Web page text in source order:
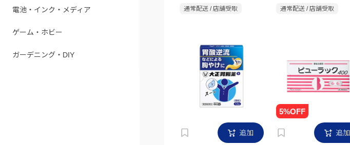
電池・インク・メディア
ゲーム・ホビー
ガーデニング・DIY
止め 30錠
通常配送 / 店舗受取 通常配送 / 店舗受取
追加 追加